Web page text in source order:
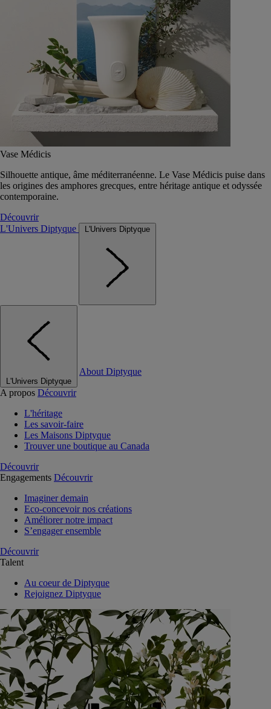
Vase Médicis
Silhouette antique, âme méditerranéenne. Le Vase Médicis puise dans
les origines des amphores grecques, entre héritage antique et odyssée
contemporaine.
Découvrir
L'Univers Diptyque
L'Univers Diptyque
L'Univers Diptyque
About Diptyque
A propos Découvrir
L'héritage
Les savoir-faire
Les Maisons Diptyque
Trouver une boutique au Canada
Découvrir
Engagements Découvrir
Imaginer demain
Eco-concevoir nos créations
Améliorer notre impact
S’engager ensemble
Découvrir
Talent
Au coeur de Diptyque
Rejoignez Diptyque